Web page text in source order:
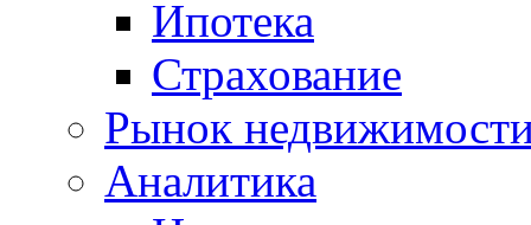
Ипотека
Страхование
Рынок
Аналитика